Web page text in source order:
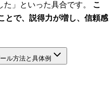
た」といった具合です。 こ
とで、説得力が増し、信頼感
ル方法と具体例